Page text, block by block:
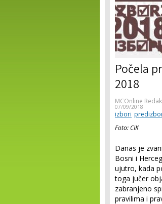
Počela
2018
MCOnline
07/09/2018
izbori
Foto: CIK
Danas je
Bosni i
ujutro, kada
toga jučer
zabranjeno
pravilima i